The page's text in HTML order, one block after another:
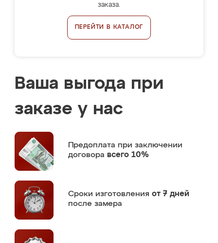
заказа.
ПЕРЕЙТИ В КАТАЛОГ
Ваша выгода при
заказе у нас
Предоплата при заключении
договора всего 10%
Сроки изготовления от 7 дней
после замера